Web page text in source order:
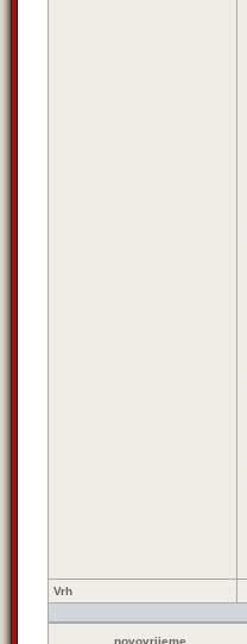
Vrh
novovrijeme